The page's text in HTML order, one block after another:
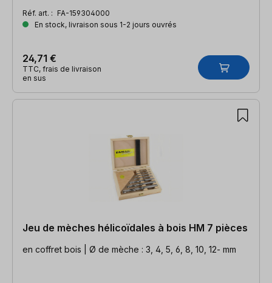
Réf. art. : FA-159304000
En stock, livraison sous 1-2 jours ouvrés
24,71 €
TTC, frais de livraison
en sus
Jeu de mèches hélicoïdales à bois HM 7 pièces
en coffret bois | Ø de mèche : 3, 4, 5, 6, 8, 10, 12- mm